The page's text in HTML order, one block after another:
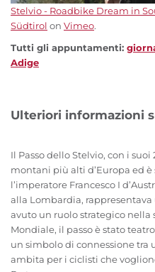
Stelvio - Roadbike Dream in
Südtirol on Vimeo.
Tutti gli appuntamenti:
Adige
Ulteriori informazioni
Il Passo dello Stelvio, con i
montani più alti d’Europa ed
l’imperatore Francesco I
alla Lombardia,
avuto un ruolo strategico nella
Mondiale, il passo è stato
un simbolo di connessione tra
ambita per i ciclisti che